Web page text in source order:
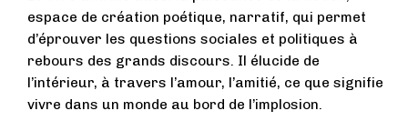
espace de création poétique, narratif, qui permet
d’éprouver les questions sociales et politiques à
rebours des grands discours. Il élucide de
l’intérieur, à travers l’amour, l’amitié, ce que signifie
vivre dans un monde au bord de l’implosion.